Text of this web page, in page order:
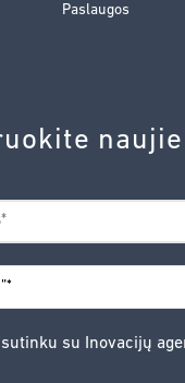
Paslaugos
su Inovacijų